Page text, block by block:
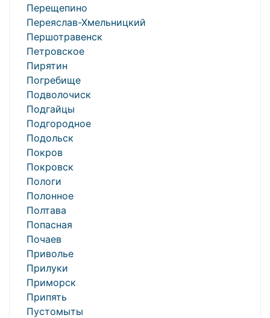
Перещепино
Переяслав-Хмельницкий
Першотравенск
Петровское
Пирятин
Погребище
Подволочиск
Подгайцы
Подгородное
Подольск
Покров
Покровск
Пологи
Полонное
Полтава
Попасная
Почаев
Приволье
Прилуки
Приморск
Припять
Пустомыты